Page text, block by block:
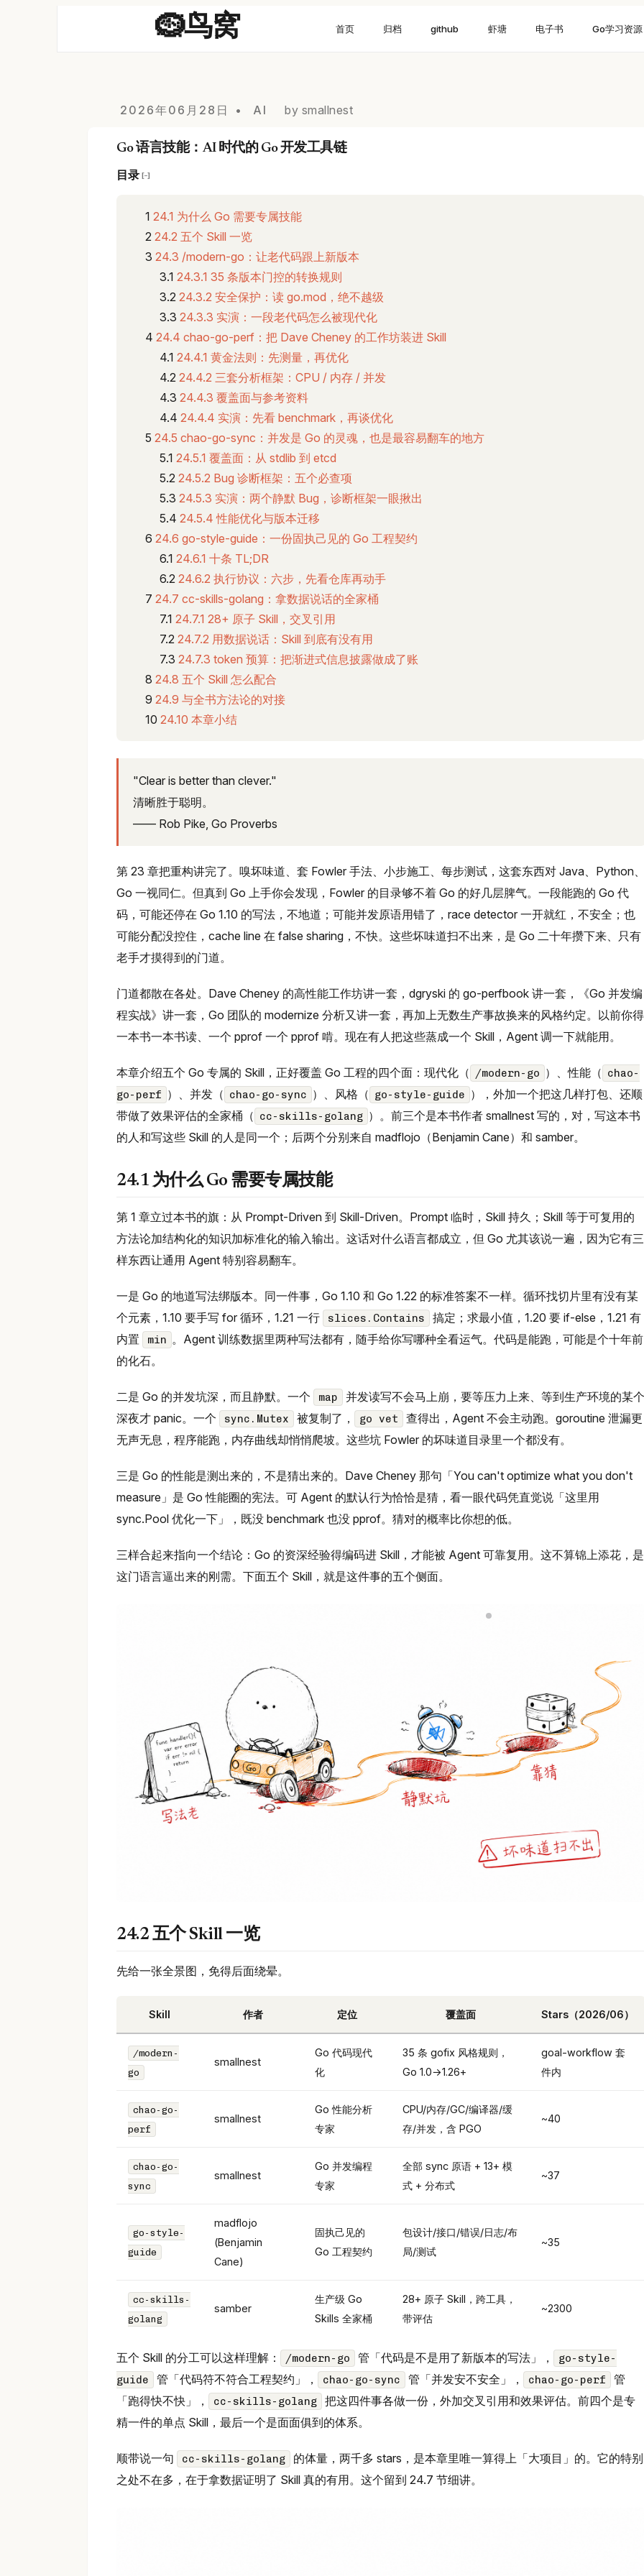
🪹鸟窝 首页 归档 github 虾塘 电子书 Go学习资源
2026年06月28日 AI by smallnest
Go 语言技能：AI 时代的 Go 开发工具链
目录 [−]
24.1 为什么 Go 需要专属技能
24.2 五个 Skill 一览
24.3 /modern-go：让老代码跟上新版本
24.3.1 35 条版本门控的转换规则
24.3.2 安全保护：读 go.mod，绝不越级
24.3.3 实演：一段老代码怎么被现代化
24.4 chao-go-perf：把 Dave Cheney 的工作坊装进 Skill
24.4.1 黄金法则：先测量，再优化
24.4.2 三套分析框架：CPU / 内存 / 并发
24.4.3 覆盖面与参考资料
24.4.4 实演：先看 benchmark，再谈优化
24.5 chao-go-sync：并发是 Go 的灵魂，也是最容易翻车的地方
24.5.1 覆盖面：从 stdlib 到 etcd
24.5.2 Bug 诊断框架：五个必查项
24.5.3 实演：两个静默 Bug，诊断框架一眼揪出
24.5.4 性能优化与版本迁移
24.6 go-style-guide：一份固执己见的 Go 工程契约
24.6.1 十条 TL;DR
24.6.2 执行协议：六步，先看仓库再动手
24.7 cc-skills-golang：拿数据说话的全家桶
24.7.1 28+ 原子 Skill，交叉引用
24.7.2 用数据说话：Skill 到底有没有用
24.7.3 token 预算：把渐进式信息披露做成了账
24.8 五个 Skill 怎么配合
24.9 与全书方法论的对接
24.10 本章小结
"Clear is better than clever."
清晰胜于聪明。
—— Rob Pike, Go Proverbs
第 23 章把重构讲完了。嗅坏味道、套 Fowler 手法、小步施工、每步测试，这套东西对 Java、Python
Go 一视同仁。但真到 Go 上手你会发现，Fowler 的目录够不着 Go 的好几层脾气。一段能跑的 Go 代
码，可能还停在 Go 1.10 的写法，不地道；可能并发原语用错了，race detector 一开就红，不安全；也
可能分配没控住，cache line 在 false sharing，不快。这些坏味道扫不出来，是 Go 二十年攒下来、只有
老手才摸得到的门道。
门道都散在各处。Dave Cheney 的高性能工作坊讲一套，dgryski 的 go-perfbook 讲一套，《Go 并发编
程实战》讲一套，Go 团队的 modernize 分析又讲一套，再加上无数生产事故换来的风格约定。以前你得
一本书一本书读、一个 pprof 一个 pprof 啃。现在有人把这些蒸成一个 Skill，Agent 调一下就能用。
本章介绍五个 Go 专属的 Skill，正好覆盖 Go 工程的四个面：现代化（ /modern-go ）、性能（ chao-
go-perf ）、并发（ chao-go-sync ）、风格（ go-style-guide ），外加一个把这几样打包、还顺
带做了效果评估的全家桶（ cc-skills-golang ）。前三个是本书作者 smallnest 写的，对，写这本书
的人和写这些 Skill 的人是同一个；后两个分别来自 madflojo（Benjamin Cane）和 samber。
24.1 为什么 Go 需要专属技能
第 1 章立过本书的旗：从 Prompt-Driven 到 Skill-Driven。Prompt 临时，Skill 持久；Skill 等于可复用的
方法论加结构化的知识加标准化的输入输出。这话对什么语言都成立，但 Go 尤其该说一遍，因为它有三
样东西让通用 Agent 特别容易翻车。
一是 Go 的地道写法绑版本。同一件事，Go 1.10 和 Go 1.22 的标准答案不一样。循环找切片里有没有某
个元素，1.10 要手写 for 循环，1.21 一行
slices.Contains
搞定；求最小值，1.20 要 if-else，1.21 有
内置
min 。Agent 训练数据里两种写法都有，随手给你写哪种全看运气。代码是能跑，可能是个十年前
的化石。
二是 Go 的并发坑深，而且静默。一个 map
并发读写不会马上崩，要等压力上来、等到生产环境的某个
深夜才 panic。一个
sync.Mutex 被复制了， go vet
查得出，Agent 不会主动跑。goroutine 泄漏更
无声无息，程序能跑，内存曲线却悄悄爬坡。这些坑 Fowler 的坏味道目录里一个都没有。
三是 Go 的性能是测出来的，不是猜出来的。Dave Cheney 那句「You can't optimize what you don't
measure」是 Go 性能圈的宪法。可 Agent 的默认行为恰恰是猜，看一眼代码凭直觉说「这里用
sync.Pool 优化一下」，既没 benchmark 也没 pprof。猜对的概率比你想的低。
三样合起来指向一个结论：Go 的资深经验得编码进 Skill，才能被 Agent 可靠复用。这不算锦上添花，是
这门语言逼出来的刚需。下面五个 Skill，就是这件事的五个侧面。
24.2 五个 Skill 一览
先给一张全景图，免得后面绕晕。
Skill 作者 定位 覆盖面 Stars（2026/06）
/modern-
go
smallnest
Go 代码现代
化
35 条 gofix 风格规则，
Go 1.0→1.26+
goal-workflow 套
件内
chao-go-
perf
smallnest
Go 性能分析
专家
CPU/内存/GC/编译器/缓
存/并发，含 PGO
~40
chao-go-
sync
smallnest
Go 并发编程
专家
全部 sync 原语 + 13+ 模
式 + 分布式
~37
go-style-
guide
madflojo
(Benjamin
Cane)
固执己见的
Go 工程契约
包设计/接口/错误/日志/布
局/测试
~35
cc-skills-
golang
samber
生产级 Go
Skills 全家桶
28+ 原子 Skill，跨工具，
带评估
~2300
五个 Skill 的分工可以这样理解： /modern-go 管「代码是不是用了新版本的写法」，
go-style-
guide
管「代码符不符合工程契约」， chao-go-sync 管「并发安不安全」， chao-go-perf
管
「跑得快不快」，
cc-skills-golang
把这四件事各做一份，外加交叉引用和效果评估。前四个是专
精一件的单点 Skill，最后一个是面面俱到的体系。
顺带说一句 cc-skills-golang
的体量，两千多 stars，是本章里唯一算得上「大项目」的。它的特别
之处不在多，在于拿数据证明了 Skill 真的有用。这个留到 24.7 节细讲。